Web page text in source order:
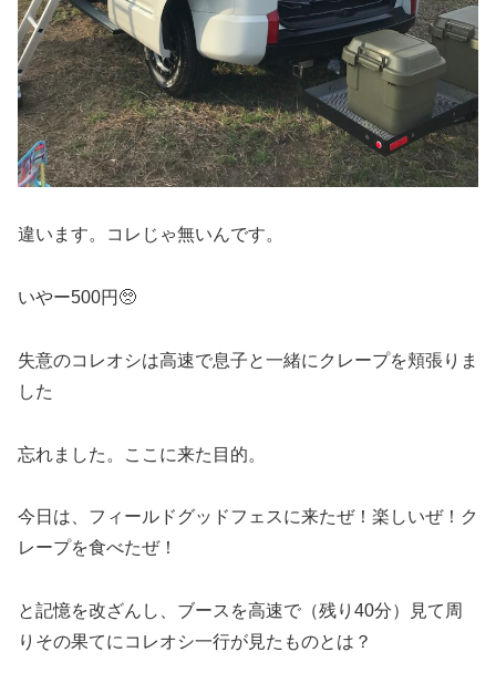
違います。コレじゃ無いんです。
いやー500円🥺
失意のコレオシは高速で息子と一緒にクレープを頬張りま
した
忘れました。ここに来た目的。
今日は、フィールドグッドフェスに来たぜ！楽しいぜ！ク
レープを食べたぜ！
と記憶を改ざんし、ブースを高速で（残り40分）見て周
りその果てにコレオシ一行が見たものとは？